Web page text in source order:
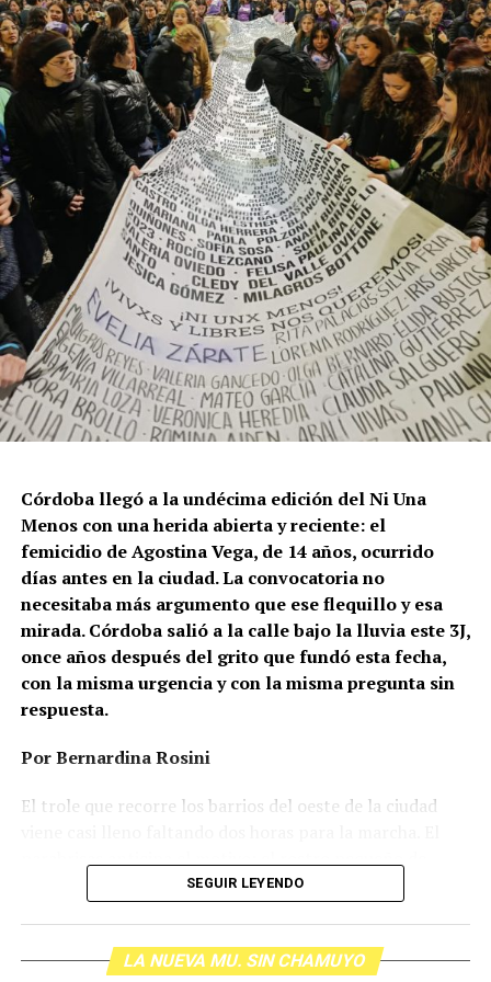
productores, docentes, ambientalistas y vecinos que
resisten otra avanzada sobre un territorio en disputa.
Por Francisco Pandolfi
Gonzalo Giles, pensador y
comunicador «disca»: Error en el
Ganar la vida: La historia de (no)
Su hijo Ciro tenía 120 veces más agrotóxicos que lo
donde se encontraron pesticidas hasta en el agua de red.
Córdoba llegó a la undécima edición del Ni Una
Menos con una herida abierta y reciente: el
femicidio de Agostina Vega, de 14 años, ocurrido
días antes en la ciudad. La convocatoria no
necesitaba más argumento que ese flequillo y esa
mirada. Córdoba salió a la calle bajo la lluvia este 3J,
once años después del grito que fundó esta fecha,
con la misma urgencia y con la misma pregunta sin
respuesta.
Por Bernardina Rosini
El trole que recorre los barrios del oeste de la ciudad
Agostina Vega, 14 años. Era fácil intuir que será una
atiende a su gente. Los que ocupan los sillones más
SEGUIR LEYENDO
LA NUEVA MU. SIN CHAMUYO